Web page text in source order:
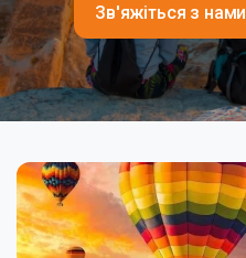
Зв'яжіться з